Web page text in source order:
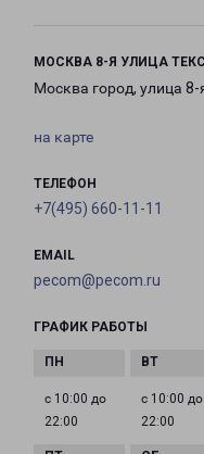
МОСКВА 8-Я УЛИЦА
Москва город, улица
на карте
ТЕЛЕФОН
+7(495) 660-11-11
EMAIL
pecom@pecom.ru
ГРАФИК РАБОТЫ
с 10:00 до
22:00
с 10:00 до
22:00